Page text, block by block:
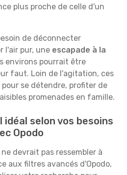
plus proche de celle d'un
de déconnecter
l'air pur, une escapade à la
environs pourrait être
faut. Loin de l'agitation, ces
se détendre, profiter de
promenades en famille.
selon vos besoins
Opodo
devrait pas ressembler à
aux filtres avancés d'Opodo,